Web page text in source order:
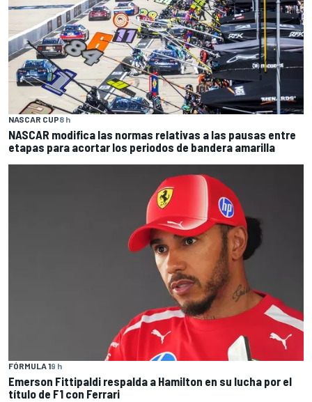
NASCAR CUP8 h
NASCAR modifica las normas relativas a las pausas entre
etapas para acortar los periodos de bandera amarilla
FÓRMULA 19 h
Emerson Fittipaldi respalda a Hamilton en su lucha por el
título de F1 con Ferrari